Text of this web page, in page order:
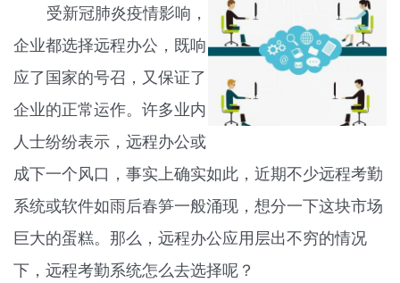
受新冠肺炎疫情影响，
企业都选择远程办公，既响
应了国家的号召，又保证了
企业的正常运作。许多业内
人士纷纷表示，远程办公或
成下一个风口，事实上确实如此，近期不少远程考勤
系统或软件如雨后春笋一般涌现，想分一下这块市场
巨大的蛋糕。那么，远程办公应用层出不穷的情况
下，远程考勤系统怎么去选择呢？